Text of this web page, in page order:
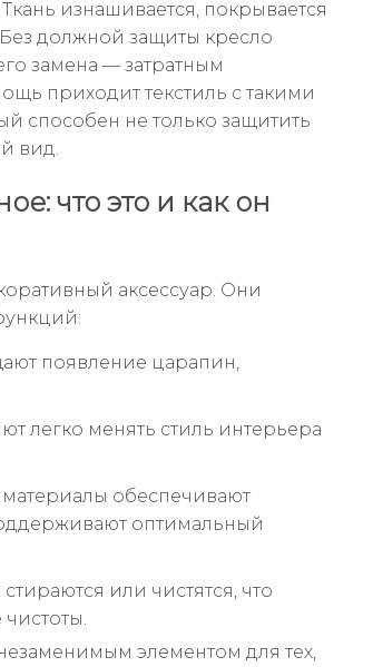
изнашивается, покрывается
должной защиты кресло
замена — затратным
приходит текстиль с такими
способен не только защитить
вид.
что это и как он
аксессуар. Они
появление царапин,
легко менять стиль интерьера
материалы обеспечивают
оптимальный
или чистятся, что
элементом для тех,